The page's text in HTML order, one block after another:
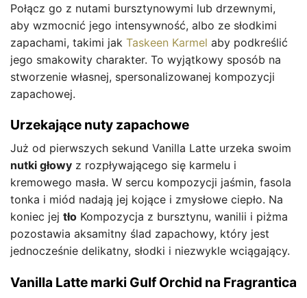
Połącz go z nutami bursztynowymi lub drzewnymi,
aby wzmocnić jego intensywność, albo ze słodkimi
zapachami, takimi jak Taskeen Karmel aby podkreślić
jego smakowity charakter. To wyjątkowy sposób na
stworzenie własnej, spersonalizowanej kompozycji
zapachowej.
Urzekające nuty zapachowe
Już od pierwszych sekund Vanilla Latte urzeka swoim
nutki głowy z rozpływającego się karmelu i
kremowego masła. W sercu kompozycji jaśmin, fasola
tonka i miód nadają jej kojące i zmysłowe ciepło. Na
koniec jej tło Kompozycja z bursztynu, wanilii i piżma
pozostawia aksamitny ślad zapachowy, który jest
jednocześnie delikatny, słodki i niezwykle wciągający.
Vanilla Latte marki Gulf Orchid na Fragrantica